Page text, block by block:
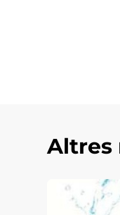
Altres